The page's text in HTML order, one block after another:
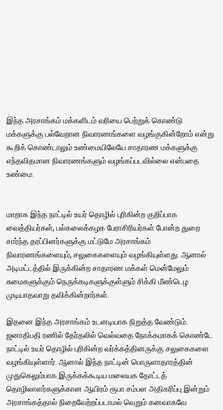
இந்த அரசாங்கம் மக்களிடம் வரியை பெற்றுக் கொண்டு
மக்களுக்கு பல்வேறான நிவாரணங்களை வழங்குகின்றோம் என்று
கூறிக் கொண்டாலும் உண்மையிலேயே சாதாரண மக்களுக்கு
எந்தவிதமான நிவாரணங்களும் வழங்கப்படவில்லை என்பதை
உண்மை.
மாறாக இந்த நாட்டில் உயர் தொழில் புரிகின்ற குறிப்பாக
வைத்தியர்கள், பல்கலைக்கழக பேராசிரியர்கள் போன்ற துறை
சார்ந்த தரப்பினர்களுக்கு மட்டுமே அரசாங்கம்
நிவாரணங்களையும், சலுகைகளையும் வழங்கியுள்ளது. ஆனால்
அடிமட்டத்தில் இருக்கின்ற சாதாரண மக்கள் மென்மேலும்
சுமைகளுக்கும் நெருக்கடிகளுக்குள்ளும் சிக்கி மீண்டெழ
முடியாதவாறு தவிக்கின்றார்கள்.
இதனை இந்த அரசாங்கம் உடனடியாக நிறுத்த வேண்டும்.
ஜனாதிபதி ரணில் தேர்தலில் வெல்வதை நோக்கமாகக் கொண்டே
நாட்டில் உயர் தொழில் புரிகின்ற வர்க்கத்தினருக்கு சலுகைகளை
வழங்கியுள்ளார். ஆனால் இந்த நாட்டின் பொருளாதாரத்தின்
முதுகெலும்பாக இருக்கக்கூடிய மலையக தோட்டத்
தொழிலாளர்களுக்கான ஆயிரம் ரூபா சம்பள அதிகரிப்பு இன்றும்
அரசாங்கத்தால் நிறைவேற்றப்படாமல் வெறும் கனவாகவே